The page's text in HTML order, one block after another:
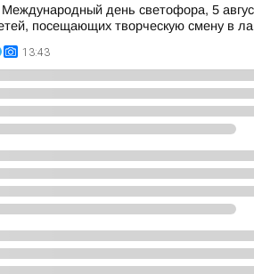
день светофора, 5
посещающих творческую смену в
13:43